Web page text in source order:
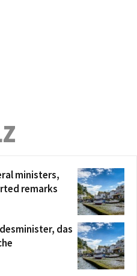
ministers,
remarks
das